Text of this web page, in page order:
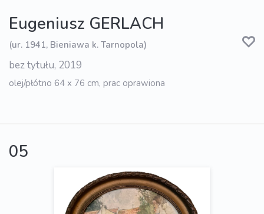
Eugeniusz GERLACH
(ur. 1941, Bieniawa k. Tarnopola)
bez tytułu, 2019
olej/płótno 64 x 76 cm, prac oprawiona
05